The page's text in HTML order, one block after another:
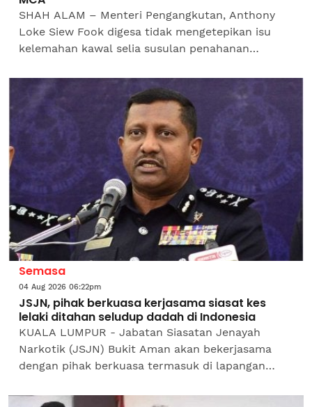
SHAH ALAM – Menteri Pengangkutan, Anthony
Loke Siew Fook digesa tidak mengetepikan isu
kelemahan kawal selia susulan penahanan
didakwa cuba menyeludup...
Semasa
04 Aug 2026 06:22pm
JSJN, pihak berkuasa kerjasama siasat kes
lelaki ditahan seludup dadah di Indonesia
KUALA LUMPUR - Jabatan Siasatan Jenayah
Narkotik (JSJN) Bukit Aman akan bekerjasama
dengan pihak berkuasa termasuk di lapangan
susulan seorang lagi warga...